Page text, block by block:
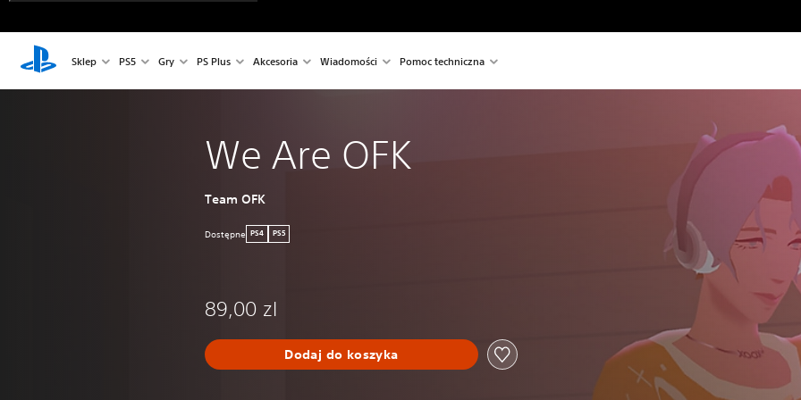
Sklep PS5 Gry PS Plus Akcesoria Wiadomości Pomoc techniczna
We Are OFK
Team OFK
Dostępne PS4 PS5
89,00 zl
Dodaj do koszyka